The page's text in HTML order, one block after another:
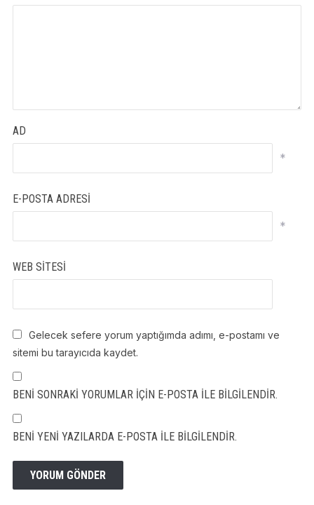
AD
*
E-POSTA ADRESI
*
WEB SITESI
Gelecek sefere yorum yaptığımda adımı, e-postamı ve
sitemi bu tarayıcıda kaydet.
BENI SONRAKI YORUMLAR IÇIN E-POSTA ILE BILGILENDIR.
BENI YENI YAZILARDA E-POSTA ILE BILGILENDIR.